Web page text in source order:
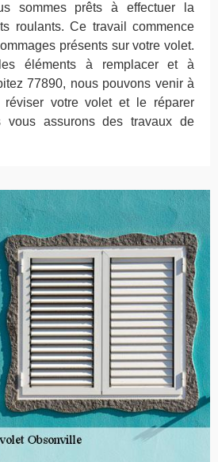
sommes prêts à effectuer la
roulants. Ce travail commence
présents sur votre volet.
éléments à remplacer et à
77890, nous pouvons venir à
réviser votre volet et le réparer
vous assurons des travaux de